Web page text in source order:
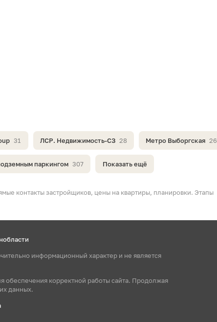
контакты застройщиков, цены на квартиры, планировки. Этапы
31 ЛСР. Недвижимость-СЗ 28 Метро Выборгская 26
паркингом 307 Показать ещё
информационный характер и не является
корректной работы сайта. Продолжая
данных.